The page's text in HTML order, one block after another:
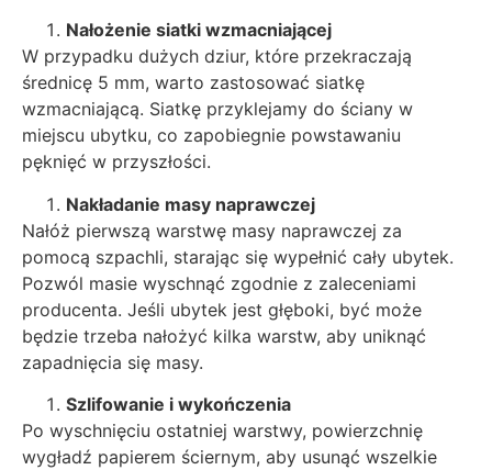
Nałożenie siatki wzmacniającej
W przypadku dużych dziur, które przekraczają
średnicę 5 mm, warto zastosować siatkę
wzmacniającą. Siatkę przyklejamy do ściany w
miejscu ubytku, co zapobiegnie powstawaniu
pęknięć w przyszłości.
Nakładanie masy naprawczej
Nałóż pierwszą warstwę masy naprawczej za
pomocą szpachli, starając się wypełnić cały ubytek.
Pozwól masie wyschnąć zgodnie z zaleceniami
producenta. Jeśli ubytek jest głęboki, być może
będzie trzeba nałożyć kilka warstw, aby uniknąć
zapadnięcia się masy.
Szlifowanie i wykończenia
Po wyschnięciu ostatniej warstwy, powierzchnię
wygładź papierem ściernym, aby usunąć wszelkie